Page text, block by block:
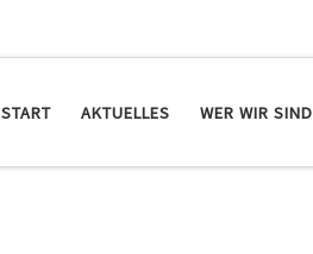
START AKTUELLES WER WIR SIND